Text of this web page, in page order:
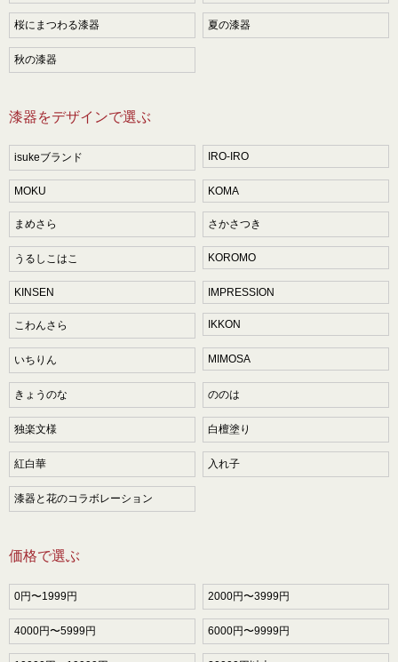
桜にまつわる漆器 夏の漆器
秋の漆器
漆器をデザインで選ぶ
isukeブランド IRO-IRO
MOKU KOMA
まめさら さかさつき
うるしこはこ KOROMO
KINSEN IMPRESSION
こわんさら IKKON
いちりん MIMOSA
きょうのな ののは
独楽文様 白檀塗り
紅白華 入れ子
漆器と花のコラボレーション
価格で選ぶ
0円〜1999円 2000円〜3999円
4000円〜5999円 6000円〜9999円